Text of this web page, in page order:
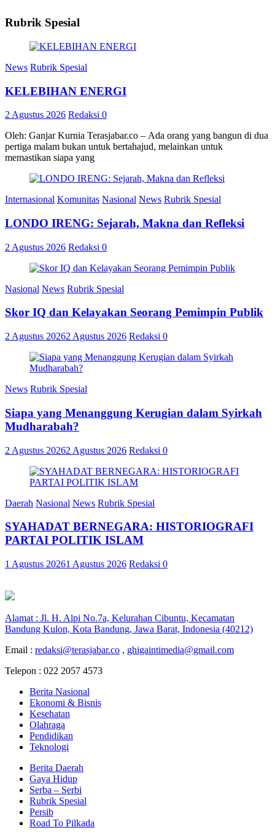
Rubrik Spesial
News Rubrik Spesial
KELEBIHAN ENERGI
2 Agustus 2026 Redaksi 0
Oleh: Ganjar Kurnia Terasjabar.co – Ada orang yang bangun di dua
pertiga malam bukan untuk bertahajud, melainkan untuk
memastikan siapa yang
Internasional Komunitas Nasional News Rubrik Spesial
LONDO IRENG: Sejarah, Makna dan Refleksi
2 Agustus 2026 Redaksi 0
Nasional News Rubrik Spesial
Skor IQ dan Kelayakan Seorang Pemimpin Publik
2 Agustus 20262 Agustus 2026 Redaksi 0
News Rubrik Spesial
Siapa yang Menanggung Kerugian dalam Syirkah
Mudharabah?
2 Agustus 20262 Agustus 2026 Redaksi 0
Daerah Nasional News Rubrik Spesial
SYAHADAT BERNEGARA: HISTORIOGRAFI
PARTAI POLITIK ISLAM
1 Agustus 20261 Agustus 2026 Redaksi 0
Alamat : Jl. H. Alpi No.7a, Kelurahan Cibuntu, Kecamatan
Bandung Kulon, Kota Bandung, Jawa Barat, Indonesia (40212)
Email : redaksi@terasjabar.co , ghigaintimedia@gmail.com
Telepon : 022 2057 4573
Berita Nasional
Ekonomi & Bisnis
Kesehatan
Olahraga
Pendidikan
Teknologi
Berita Daerah
Gaya Hidup
Serba – Serbi
Rubrik Spesial
Persib
Road To Pilkada